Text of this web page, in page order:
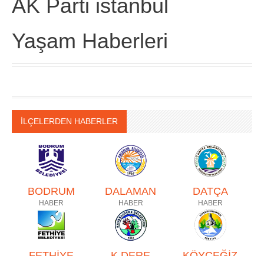
AK Parti istanbul
Yaşam Haberleri
İLÇELERDEN HABERLER
BODRUM
HABER
DALAMAN
HABER
DATÇA
HABER